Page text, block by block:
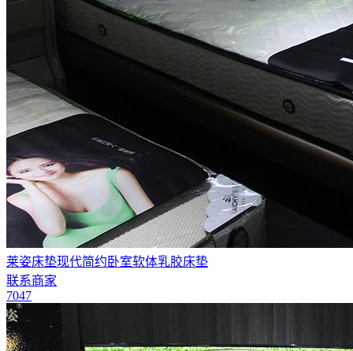
莱姿床垫现代简约卧室软体乳胶床垫
联系商家
7047